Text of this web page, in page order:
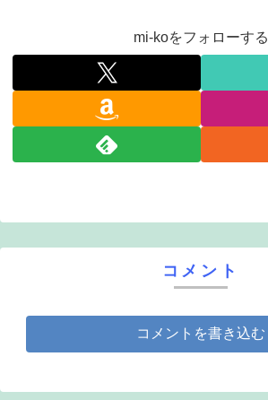
mi-koをフォローする
コメント
コメントを書き込む